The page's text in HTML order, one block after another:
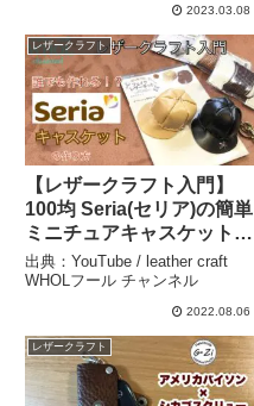
2023.03.08
レザークラフト
【レザークラフト入門】
100均 Seria(セリア)の簡単
ミニチュアキャスケット
(帽子)を作ってみたらすご
く可愛かった★leather
craft WHOL style –
チャンネル
出典：YouTube / leather craft
WHOLフール チャンネル
2022.08.06
レザークラフト